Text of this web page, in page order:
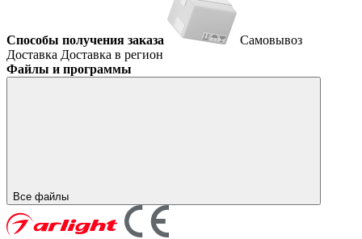
Способы получения заказа
Самовывоз
Доставка Доставка в регион
Файлы и программы
Все файлы